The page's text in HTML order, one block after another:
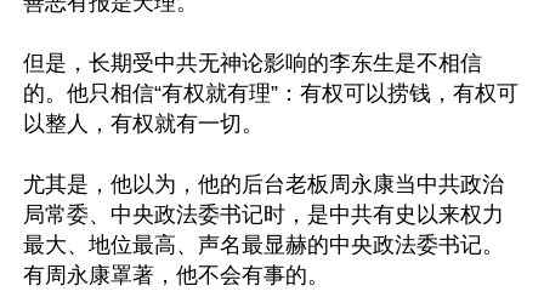
但是，长期受中共无神论影响的李东生是不相信
的。他只相信“有权就有理”：有权可以捞钱，有权可
以整人，有权就有一切。
尤其是，他以为，他的后台老板周永康当中共政治
局常委、中央政法委书记时，是中共有史以来权力
最大、地位最高、声名最显赫的中央政法委书记。
有周永康罩著，他不会有事的。